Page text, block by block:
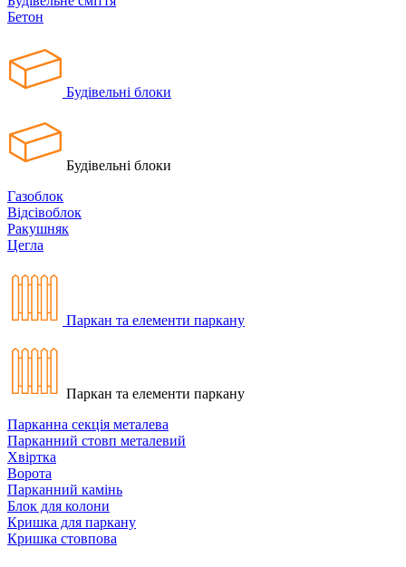
Бетон
Будівельні блоки
Будівельні блоки
Газоблок
Відсівоблок
Ракушняк
Цегла
Паркан та елементи паркану
Паркан та елементи паркану
Парканна секція металева
Парканний стовп металевий
Хвіртка
Ворота
Парканний камінь
Блок для колони
Кришка для паркану
Кришка стовпова